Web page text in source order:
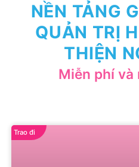
NỀN TẢNG
QUẢN TRỊ
THIỆN
Miễn phí và
Trao đi